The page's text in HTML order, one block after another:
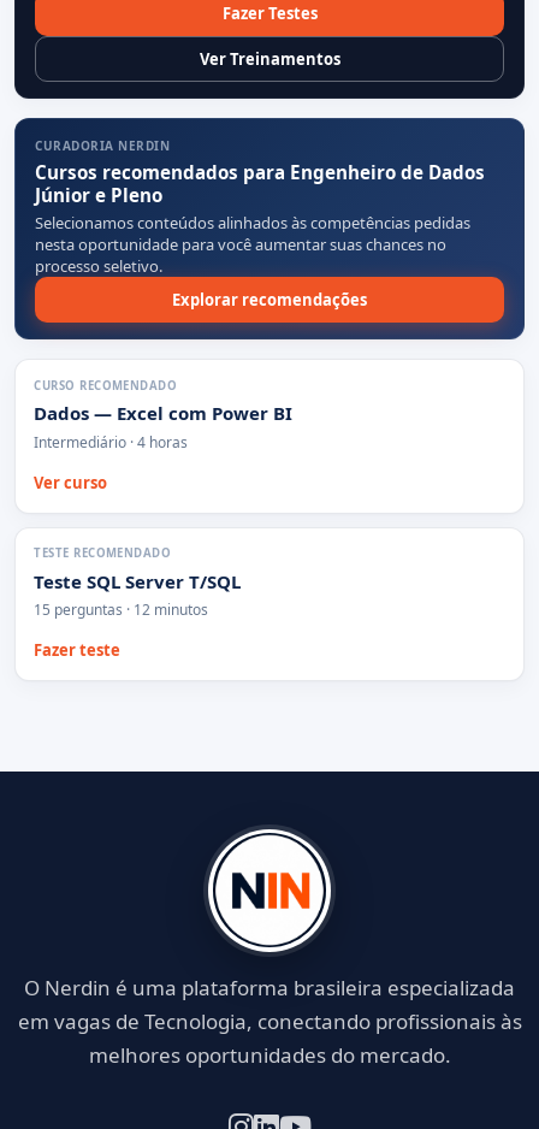
Fazer Testes
Ver Treinamentos
CURADORIA NERDIN
Cursos recomendados para Engenheiro de Dados
Júnior e Pleno
Selecionamos conteúdos alinhados às competências pedidas
nesta oportunidade para você aumentar suas chances no
processo seletivo.
Explorar recomendações
CURSO RECOMENDADO
Dados — Excel com Power BI
Intermediário · 4 horas
Ver curso
TESTE RECOMENDADO
Teste SQL Server T/SQL
15 perguntas · 12 minutos
Fazer teste
O Nerdin é uma plataforma brasileira especializada
em vagas de Tecnologia, conectando profissionais às
melhores oportunidades do mercado.